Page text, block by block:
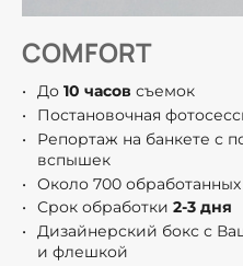
COMFORT
До 10 часов съемок
Постановочная
Репортаж на банкете с
вспышек
Около 700
Срок обработки 2-3 дня
Дизайнерский бокс с
и флешкой